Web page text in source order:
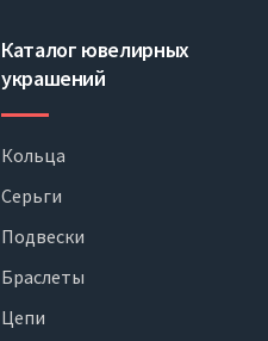
Каталог ювелирных
украшений
Кольца
Серьги
Подвески
Браслеты
Цепи